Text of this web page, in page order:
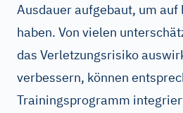
Ausdauer aufgebaut, um auf
haben. Von vielen
das Verletzungsrisiko
verbessern, können
Trainingsprogramm